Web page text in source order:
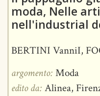
moda, Nelle
nell'industrial
BERTINI VanniI,
argomento: Moda
edito da: Alinea,